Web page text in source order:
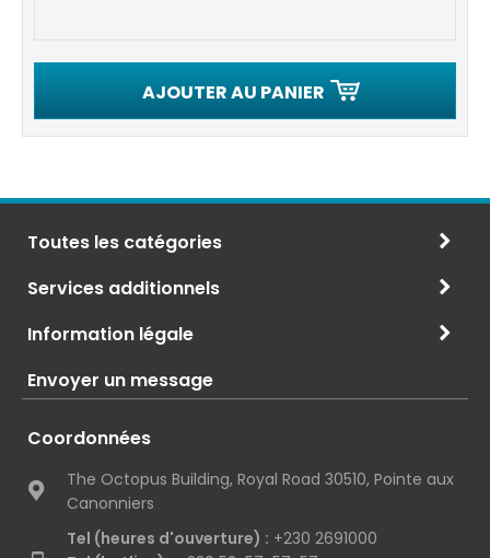
AJOUTER AU PANIER
Toutes les catégories
Services additionnels
Information légale
Envoyer un message
Coordonnées
The Octopus Building, Royal Road 30510, Pointe aux
Canonniers
Tel (heures d'ouverture) : +230 2691000